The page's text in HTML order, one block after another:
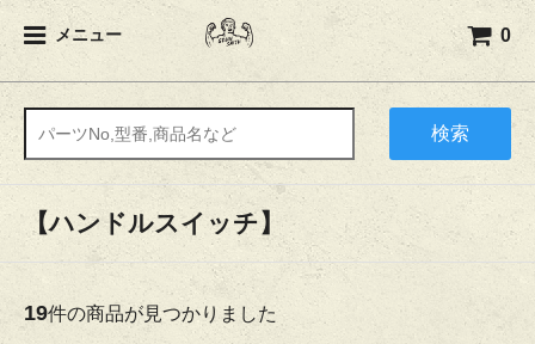
メニュー 0
検索
【ハンドルスイッチ】
19件の商品が見つかりました